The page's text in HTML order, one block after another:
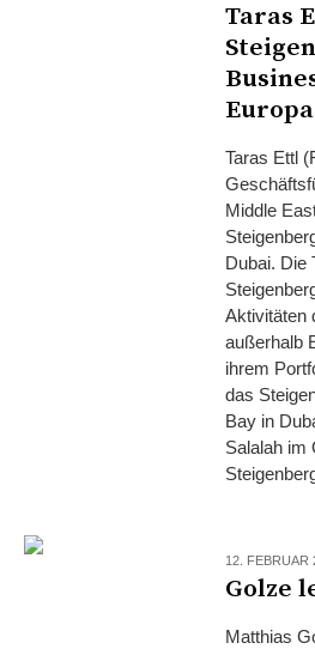
Taras
Taras Ettl
Middle
Dubai. Die
Aktivitäten
außerhalb
ihrem
das
Bay in
Salalah im
12. FEBRUAR
Golze
Matthias